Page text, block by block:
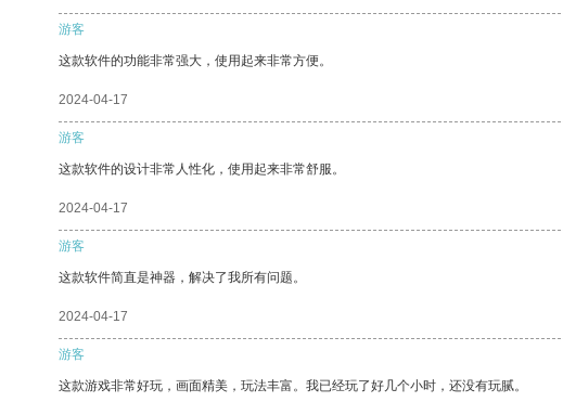
游客
这款软件的功能非常强大，使用起来非常方便。
2024-04-17
游客
这款软件的设计非常人性化，使用起来非常舒服。
2024-04-17
游客
这款软件简直是神器，解决了我所有问题。
2024-04-17
游客
这款游戏非常好玩，画面精美，玩法丰富。我已经玩了好几个小时，还没有玩腻。